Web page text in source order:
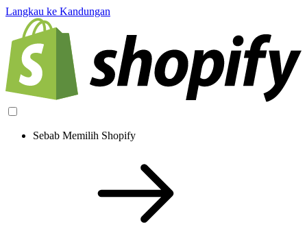
Langkau ke Kandungan
Sebab Memilih Shopify